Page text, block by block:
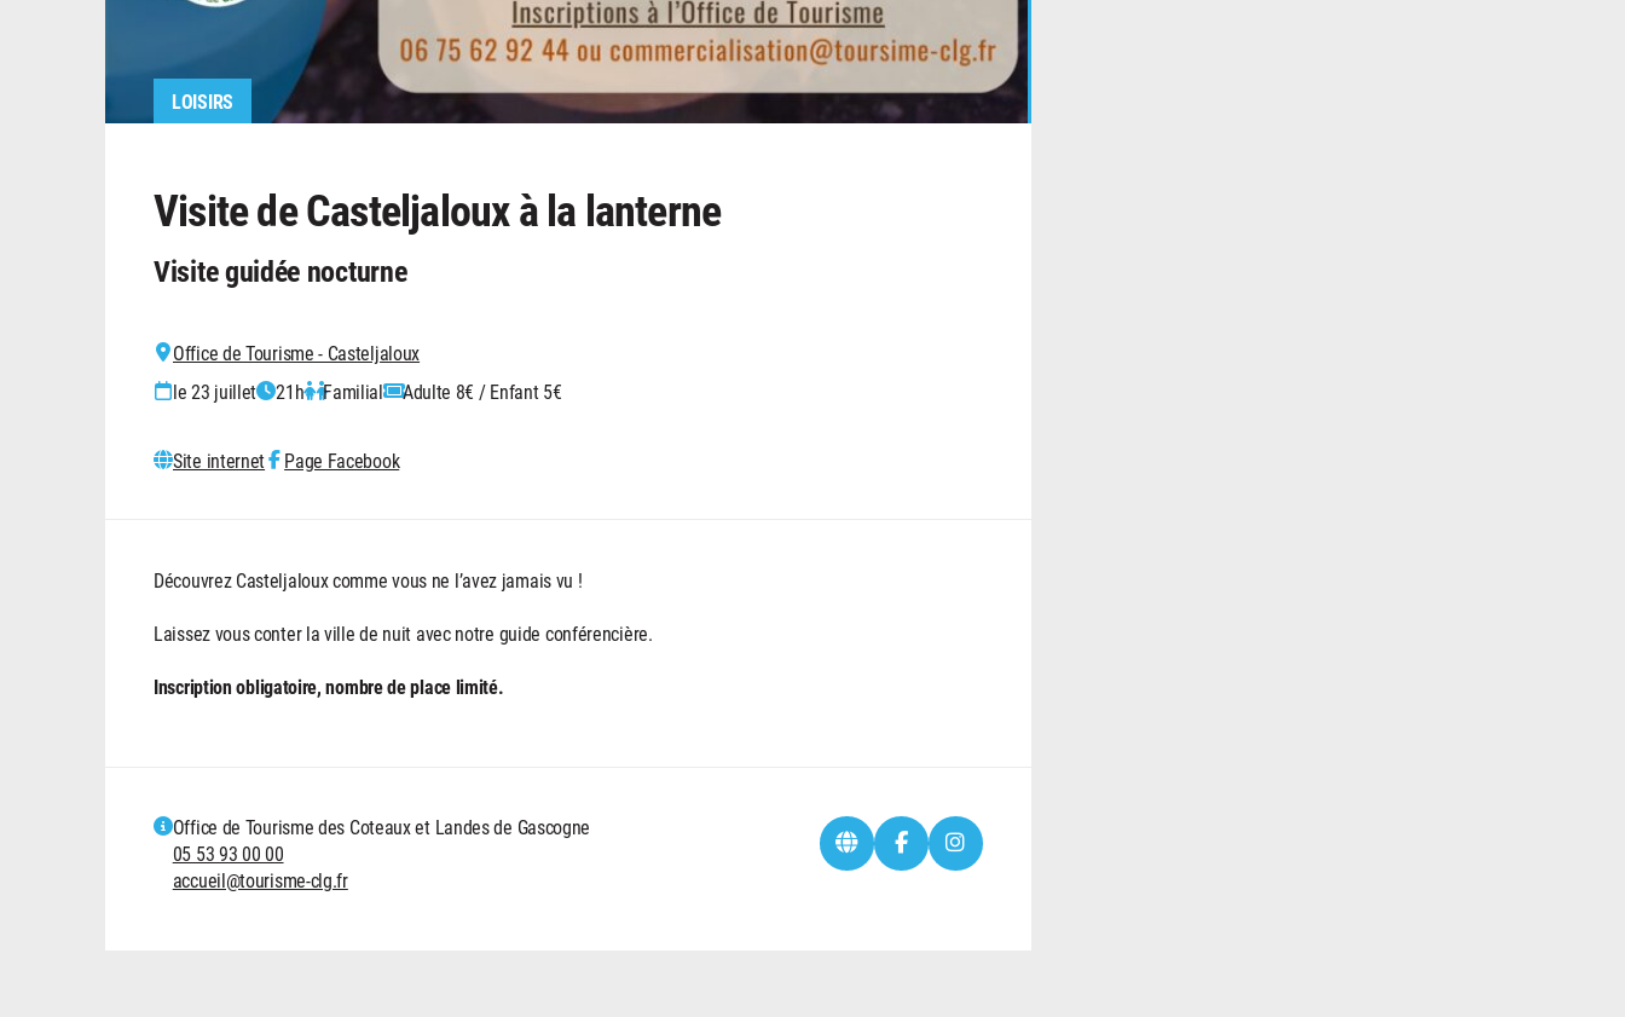
LOISIRS
Visite de Casteljaloux à la lanterne
Visite guidée nocturne
Office de Tourisme - Casteljaloux
le 23 juillet
21h Familial Adulte 8€ / Enfant 5€
Site internet Page Facebook
Découvrez Casteljaloux comme vous ne l’avez jamais vu !
Laissez vous conter la ville de nuit avec notre guide conférencière.
Inscription obligatoire, nombre de place limité.
Office de Tourisme des Coteaux et Landes de Gascogne
05 53 93 00 00
accueil@tourisme-clg.fr